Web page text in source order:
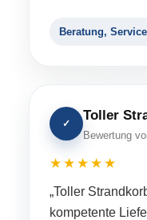
Beratung,
✓
Toller
Bewertung
★★★★★
„Toller
kompetente